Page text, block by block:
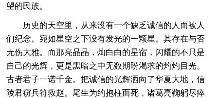
望的民族。
历史的天空里，从来没有一个缺乏诚信的人而被人
们纪念。宛如星空之下没有发光的一颗星。其存在与否
无伤大雅。而那亮晶晶，灿白白的星宿，闪耀的不只是
自己的光辉，更是黑暗之中无数期盼渴求的灼灼目光。
古者君子一诺千金。把诚信的光辉洒向了华夏大地，信
陵君窃兵符救赵。尾生为约抱柱而死，诸葛亮鞠躬尽瘁